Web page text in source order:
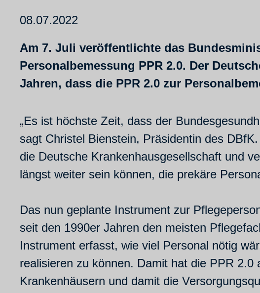
08.07.2022
Am 7. Juli veröffentlichte das
Personalbemessung PPR 2.0. Der
Jahren, dass die PPR 2.0 zur
„Es ist höchste Zeit, dass der
sagt Christel Bienstein, Präsidentin des
die Deutsche Krankenhausgesellschaft und
längst weiter sein können, die prekäre
Das nun geplante Instrument zur
seit den 1990er Jahren den meisten
Instrument erfasst, wie viel Personal nötig
realisieren zu können. Damit hat die PPR
Krankenhäusern und damit die